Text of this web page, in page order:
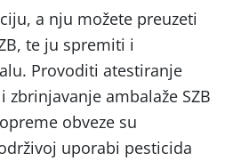
a nju možete preuzeti
te ju spremiti i
Provoditi atestiranje
zbrinjavanje ambalaže SZB
obveze su
uporabi pesticida